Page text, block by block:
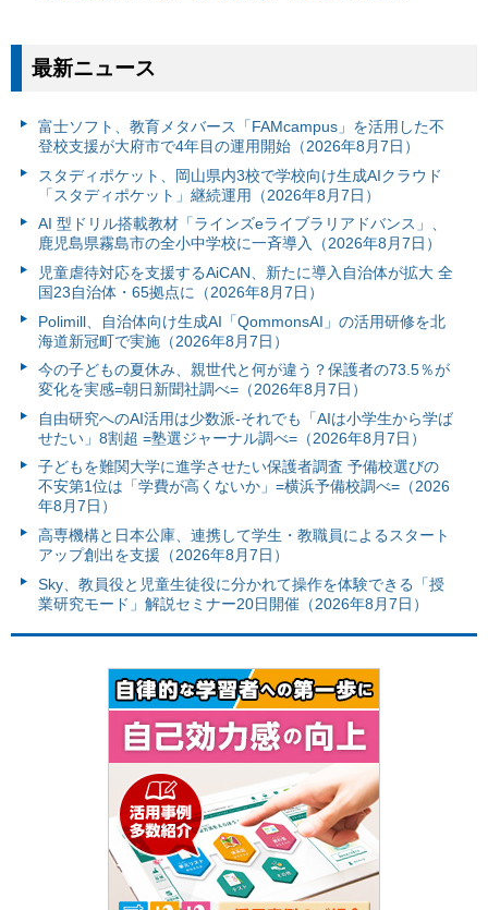
最新ニュース
富⼠ソフト、教育メタバース「FAMcampus」を活用した不
登校支援が大府市で4年目の運用開始（2026年8月7日）
スタディポケット、岡山県内3校で学校向け生成AIクラウド
「スタディポケット」継続運用（2026年8月7日）
AI 型ドリル搭載教材「ラインズeライブラリアドバンス」、
鹿児島県霧島市の全小中学校に一斉導入（2026年8月7日）
児童虐待対応を支援するAiCAN、新たに導入自治体が拡大 全
国23自治体・65拠点に（2026年8月7日）
Polimill、自治体向け生成AI「QommonsAI」の活用研修を北
海道新冠町で実施（2026年8月7日）
今の子どもの夏休み、親世代と何が違う？保護者の73.5％が
変化を実感=朝日新聞社調べ=（2026年8月7日）
自由研究へのAI活用は少数派-それでも「AIは小学生から学ば
せたい」8割超 =塾選ジャーナル調べ=（2026年8月7日）
子どもを難関大学に進学させたい保護者調査 予備校選びの
不安第1位は「学費が高くないか」=横浜予備校調べ=（2026
年8月7日）
高専機構と日本公庫、連携して学生・教職員によるスタート
アップ創出を支援（2026年8月7日）
Sky、教員役と児童生徒役に分かれて操作を体験できる「授
業研究モード」解説セミナー20日開催（2026年8月7日）